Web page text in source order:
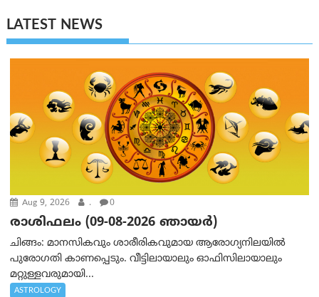
LATEST NEWS
Aug 9, 2026 . 0
രാശിഫലം (09-08-2026 ഞായര്‍)
ചിങ്ങം: മാനസികവും ശാരീരികവുമായ ആരോഗ്യനിലയിൽ
പുരോഗതി കാണപ്പെടും. വീട്ടിലായാലും ഓഫിസിലായാലും
മറ്റുള്ളവരുമായി...
ASTROLOGY